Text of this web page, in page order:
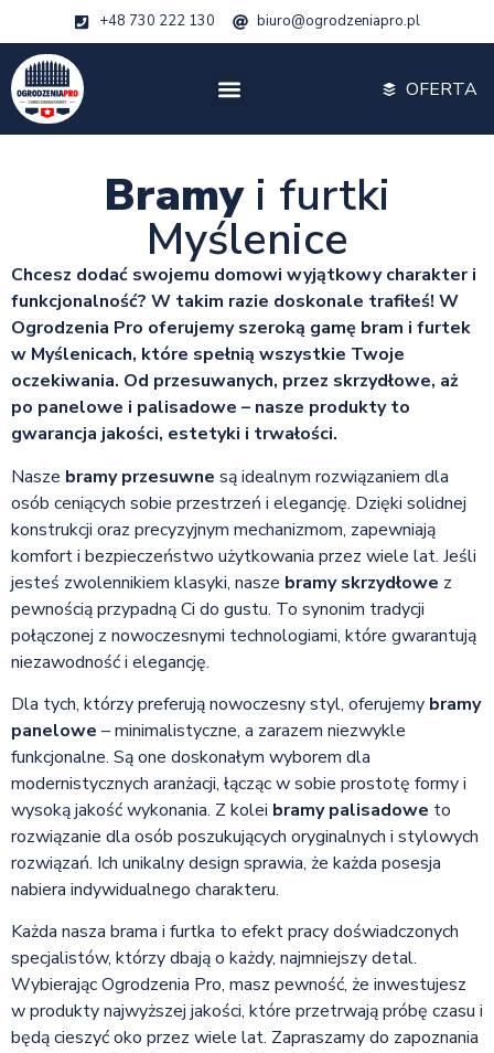
+48 730 222 130 biuro@ogrodzeniapro.pl
OFERTA
Bramy i furtki
Myślenice
Chcesz dodać swojemu domowi wyjątkowy charakter i
funkcjonalność? W takim razie doskonale trafiłeś! W
Ogrodzenia Pro oferujemy szeroką gamę bram i furtek
w Myślenicach, które spełnią wszystkie Twoje
oczekiwania. Od przesuwanych, przez skrzydłowe, aż
po panelowe i palisadowe – nasze produkty to
gwarancja jakości, estetyki i trwałości.
Nasze bramy przesuwne są idealnym rozwiązaniem dla
osób ceniących sobie przestrzeń i elegancję. Dzięki solidnej
konstrukcji oraz precyzyjnym mechanizmom, zapewniają
komfort i bezpieczeństwo użytkowania przez wiele lat. Jeśli
jesteś zwolennikiem klasyki, nasze bramy skrzydłowe z
pewnością przypadną Ci do gustu. To synonim tradycji
połączonej z nowoczesnymi technologiami, które gwarantują
niezawodność i elegancję.
Dla tych, którzy preferują nowoczesny styl, oferujemy bramy
panelowe – minimalistyczne, a zarazem niezwykle
funkcjonalne. Są one doskonałym wyborem dla
modernistycznych aranżacji, łącząc w sobie prostotę formy i
wysoką jakość wykonania. Z kolei bramy palisadowe to
rozwiązanie dla osób poszukujących oryginalnych i stylowych
rozwiązań. Ich unikalny design sprawia, że każda posesja
nabiera indywidualnego charakteru.
Każda nasza brama i furtka to efekt pracy doświadczonych
specjalistów, którzy dbają o każdy, najmniejszy detal.
Wybierając Ogrodzenia Pro, masz pewność, że inwestujesz
w produkty najwyższej jakości, które przetrwają próbę czasu i
będą cieszyć oko przez wiele lat. Zapraszamy do zapoznania